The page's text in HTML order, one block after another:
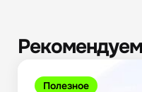
Полезное